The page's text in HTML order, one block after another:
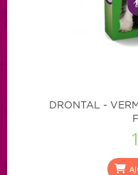
DRONTAL -